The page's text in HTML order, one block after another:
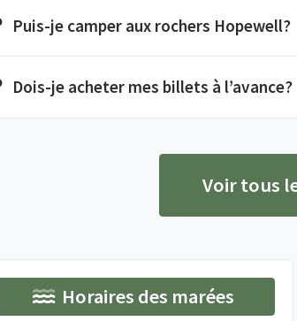
Puis-je camper aux rochers Hopewell?
Dois-je acheter mes billets à l’avance?
Voir tous
Horaires des marées